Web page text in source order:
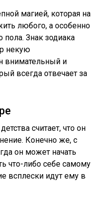
магией, которая на
любого, а особенно
пола. Знак зодиака
некую
внимательный и
всегда отвечает за
считает, что он
Конечно же, с
он может начать
что-либо себе самому
всплески идут ему в